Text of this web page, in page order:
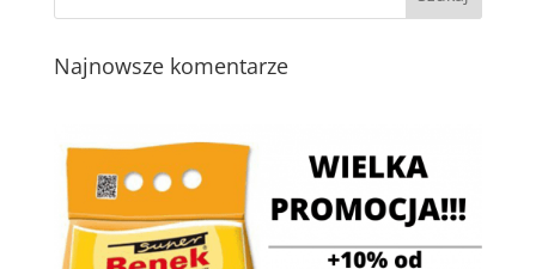
Najnowsze komentarze